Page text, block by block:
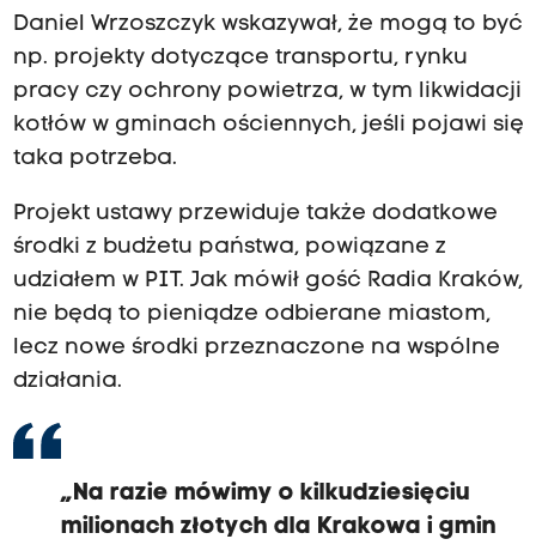
Daniel Wrzoszczyk wskazywał, że mogą to być
np. projekty dotyczące transportu, rynku
pracy czy ochrony powietrza, w tym likwidacji
kotłów w gminach ościennych, jeśli pojawi się
taka potrzeba.
Projekt ustawy przewiduje także dodatkowe
środki z budżetu państwa, powiązane z
udziałem w PIT. Jak mówił gość Radia Kraków,
nie będą to pieniądze odbierane miastom,
lecz nowe środki przeznaczone na wspólne
działania.
„Na razie mówimy o kilkudziesięciu
milionach złotych dla Krakowa i gmin